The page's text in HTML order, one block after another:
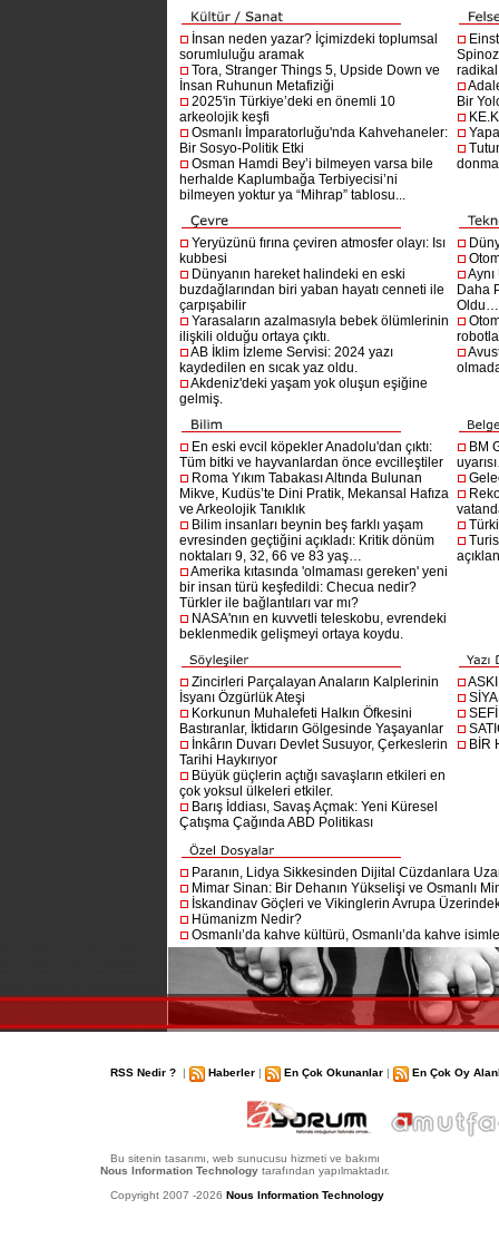
İnsan neden yazar? İçimizdeki toplumsal
sorumluluğu aramak
Tora, Stranger Things 5, Upside Down ve
İnsan Ruhunun Metafiziği
2025'in Türkiye’deki en önemli 10
arkeolojik keşfi
Osmanlı İmparatorluğu'nda Kahvehaneler:
Bir Sosyo-Politik Etki
Osman Hamdi Bey’i bilmeyen varsa bile
herhalde Kaplumbağa Terbiyecisi’ni
bilmeyen yoktur ya “Mihrap” tablosu...
Bir
Yeryüzünü fırına çeviren atmosfer olayı: Isı
kubbesi
Dünyanın hareket halindeki en eski
buzdağlarından biri yaban hayatı cenneti ile
çarpışabilir
Yarasaların azalmasıyla bebek ölümlerinin
ilişkili olduğu ortaya çıktı.
AB İklim İzleme Servisi: 2024 yazı
kaydedilen en sıcak yaz oldu.
Akdeniz'deki yaşam yok oluşun eşiğine
gelmiş.
Daha
Oldu…
En eski evcil köpekler Anadolu'dan çıktı:
Tüm bitki ve hayvanlardan önce evcilleştiler
Roma Yıkım Tabakası Altında Bulunan
Mikve, Kudüs’te Dini Pratik, Mekansal Hafıza
ve Arkeolojik Tanıklık
Bilim insanları beynin beş farklı yaşam
evresinden geçtiğini açıkladı: Kritik dönüm
noktaları 9, 32, 66 ve 83 yaş…
Amerika kıtasında 'olmaması gereken' yeni
bir insan türü keşfedildi: Checua nedir?
Türkler ile bağlantıları var mı?
NASA'nın en kuvvetli teleskobu, evrendeki
beklenmedik gelişmeyi ortaya koydu.
BM
Zincirleri Parçalayan Anaların Kalplerinin
İsyanı Özgürlük Ateşi
Korkunun Muhalefeti Halkın Öfkesini
Bastıranlar, İktidarın Gölgesinde Yaşayanlar
İnkârın Duvarı Devlet Susuyor, Çerkeslerin
Tarihi Haykırıyor
Büyük güçlerin açtığı savaşların etkileri en
çok yoksul ülkeleri etkiler.
Barış İddiası, Savaş Açmak: Yeni Küresel
Çatışma Çağında ABD Politikası
BİR
Paranın, Lidya Sikkesinden Dijital Cüzdanlara
Mimar Sinan: Bir Dehanın Yükselişi ve Osmanlı
İskandinav Göçleri ve Vikinglerin Avrupa
Hümanizm Nedir?
Osmanlı’da kahve kültürü, Osmanlı’da kahve
RSS Nedir ? | Haberler | En Çok Okunanlar | En Çok Oy
Bu sitenin tasarımı, web sunucusu hizmeti ve bakımı
Nous Information Technology tarafından yapılmaktadır.
Copyright 2007 -2026 Nous Information Technology